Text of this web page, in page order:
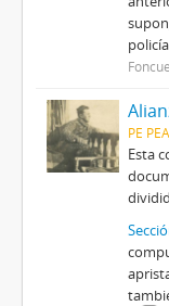
PE
Esta